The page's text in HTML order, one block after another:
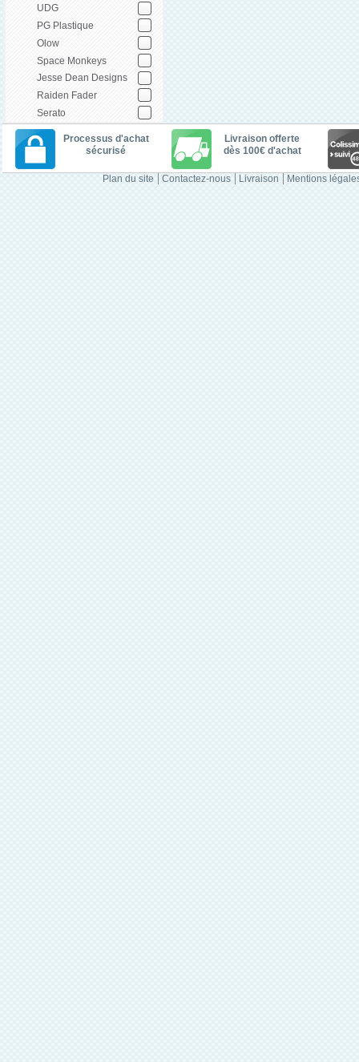
UDG
PG Plastique
Olow
Space Monkeys
Jesse Dean Designs
Raiden Fader
Serato
Processus d'achat
sécurisé
Livraison offerte
dès 100€ d'achat
Plan du site Contactez-nous Livraison Mentions